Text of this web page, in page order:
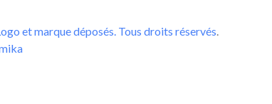
et marque déposés. Tous droits réservés